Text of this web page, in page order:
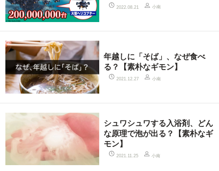
2022.08.21 小南
年越しに「そば」、なぜ食べ
る？【素朴なギモン】
2021.12.27 小南
シュワシュワする入浴剤、どん
な原理で泡が出る？【素朴なギ
モン】
2021.11.25 小南